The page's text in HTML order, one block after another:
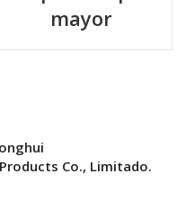
mayor
Co., Limitado.